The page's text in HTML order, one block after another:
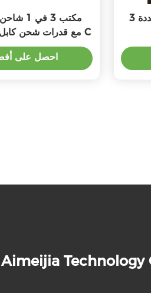
مكتب 3
150g مع قدرات شحن كابل من النوع C
احصل على
3 في 1 محطة شحن لاسلكية متعددة
Technology